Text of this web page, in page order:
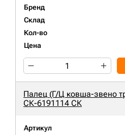
Бренд
Склад
Кол-во
Цена
Палец (Г/Ц ковша-звено
СК-6191114 СК
Артикул